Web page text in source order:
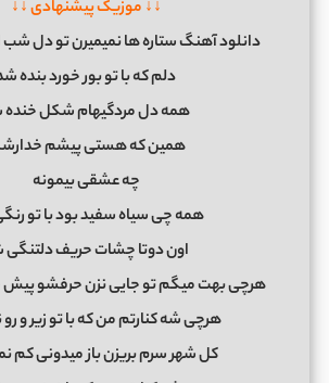
↓↓ موزیک پیشنهادی ↓↓
دانلود آهنگ ستاره ها نمیمیرن تو دل شب
دلم که با تو بور خورد بنده
همه دل مردگیهام شکل
همین که هستی پیشم
چه عشقی بیمونه
همه چی سیاه سفید بود با تو
اون دوتا چشات حریف
هرچی بهت میگم تو جایی نزن حرفشو
هرچی شه کنارتم من که با تو زیر و رو
کل شهر سرم بریزن باز میدونی کم